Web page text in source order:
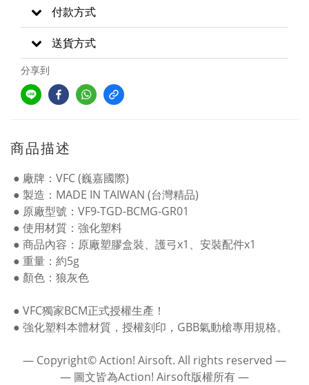
付款方式
送貨方式
分享到
商品描述
● 廠牌：VFC (巍嘉國際)
● 製造：MADE IN TAIWAN (台灣精品)
● 原廠型號：VF9-TGD-BCMG-GR01
● 使用材質：強化塑料
● 商品內容：原廠塑膠盒裝、護弓x1、安裝配件x1
● 重量：約5g
● 顏色：狼灰色
● VFC獨家BCM正式授權生產！
● 強化塑料本體材質，授權刻印，GBB氣動槍專用規格。
― Copyright© Action! Airsoft. All rights reserved ―
― 圖文皆為Action! Airsoft版權所有 ―